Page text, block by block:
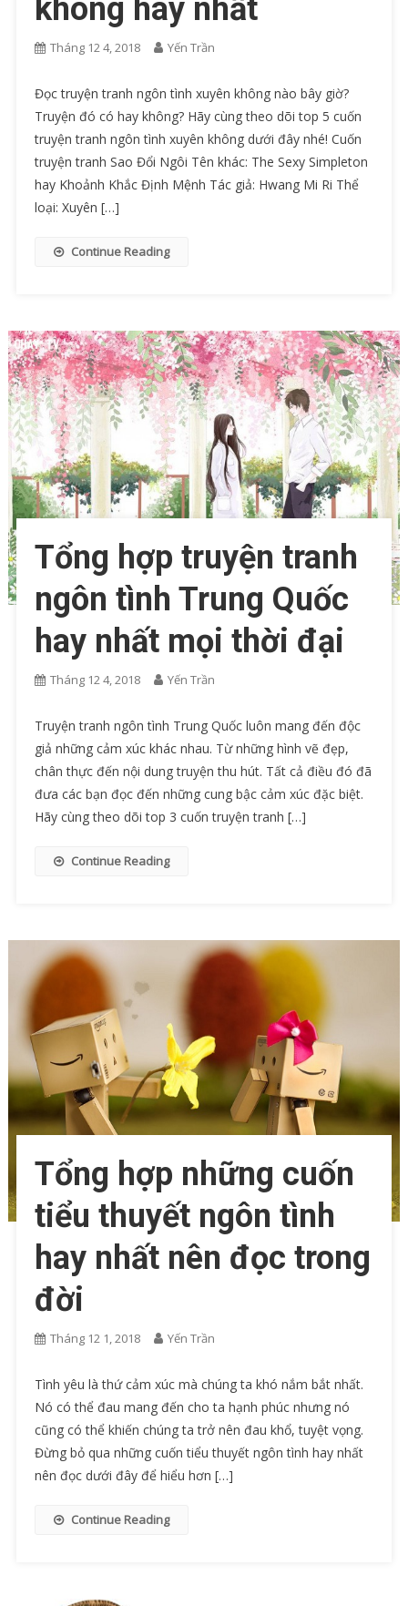
không hay nhất
Tháng 12 4, 2018 Yến Trần
Đọc truyện tranh ngôn tình xuyên không nào bây giờ?
Truyện đó có hay không? Hãy cùng theo dõi top 5 cuốn
truyện tranh ngôn tình xuyên không dưới đây nhé! Cuốn
truyện tranh Sao Đổi Ngôi Tên khác: The Sexy Simpleton
hay Khoảnh Khắc Định Mệnh Tác giả: Hwang Mi Ri Thể
loại: Xuyên […]
Continue Reading
Tổng hợp truyện tranh
ngôn tình Trung Quốc
hay nhất mọi thời đại
Tháng 12 4, 2018 Yến Trần
Truyện tranh ngôn tình Trung Quốc luôn mang đến độc
giả những cảm xúc khác nhau. Từ những hình vẽ đẹp,
chân thực đến nội dung truyện thu hút. Tất cả điều đó đã
đưa các bạn đọc đến những cung bậc cảm xúc đặc biệt.
Hãy cùng theo dõi top 3 cuốn truyện tranh […]
Continue Reading
Tổng hợp những cuốn
tiểu thuyết ngôn tình
hay nhất nên đọc trong
đời
Tháng 12 1, 2018 Yến Trần
Tình yêu là thứ cảm xúc mà chúng ta khó nắm bắt nhất.
Nó có thể đau mang đến cho ta hạnh phúc nhưng nó
cũng có thể khiến chúng ta trở nên đau khổ, tuyệt vọng.
Đừng bỏ qua những cuốn tiểu thuyết ngôn tình hay nhất
nên đọc dưới đây để hiểu hơn […]
Continue Reading